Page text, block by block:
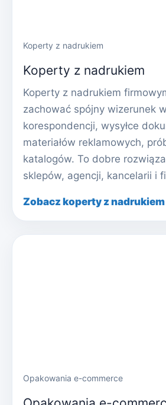
Koperty z nadrukiem
Koperty z nadrukiem
Koperty z nadrukiem
zachować spójny wizerunek w
korespondencji, wysyłce
materiałów reklamowych,
katalogów. To dobre
sklepów, agencji, kancelarii i
Zobacz koperty z nadrukiem
Opakowania e-commerce